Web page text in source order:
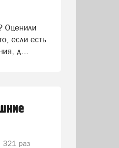
Оценили
если есть
д...
321 раз